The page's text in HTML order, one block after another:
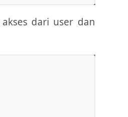
dari user dan